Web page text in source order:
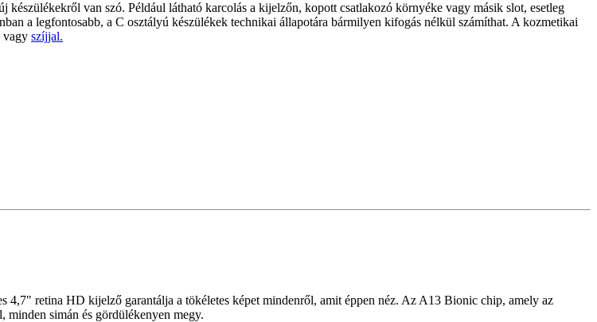
van szó. Például látható karcolás a kijelzőn, kopott csatlakozó környéke vagy másik slot, esetleg
a legfontosabb, a C osztályú készülékek technikai állapotára bármilyen kifogás nélkül számíthat. A kozmetikai
vagy szíjjal.
retina HD kijelző garantálja a tökéletes képet mindenről, amit éppen néz. Az A13 Bionic chip, amely az
minden simán és gördülékenyen megy.